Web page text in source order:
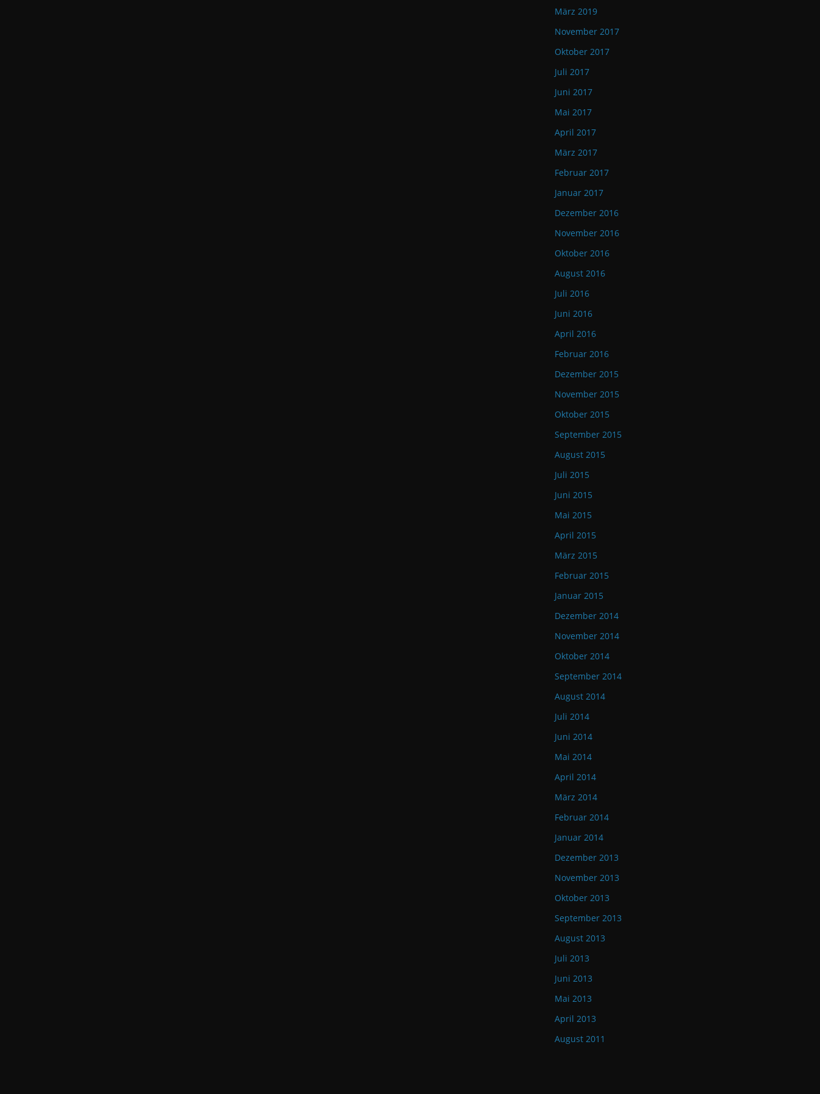
März 2019
November 2017
Oktober 2017
Juli 2017
Juni 2017
Mai 2017
April 2017
März 2017
Februar 2017
Januar 2017
Dezember 2016
November 2016
Oktober 2016
August 2016
Juli 2016
Juni 2016
April 2016
Februar 2016
Dezember 2015
November 2015
Oktober 2015
September 2015
August 2015
Juli 2015
Juni 2015
Mai 2015
April 2015
März 2015
Februar 2015
Januar 2015
Dezember 2014
November 2014
Oktober 2014
September 2014
August 2014
Juli 2014
Juni 2014
Mai 2014
April 2014
März 2014
Februar 2014
Januar 2014
Dezember 2013
November 2013
Oktober 2013
September 2013
August 2013
Juli 2013
Juni 2013
Mai 2013
April 2013
August 2011